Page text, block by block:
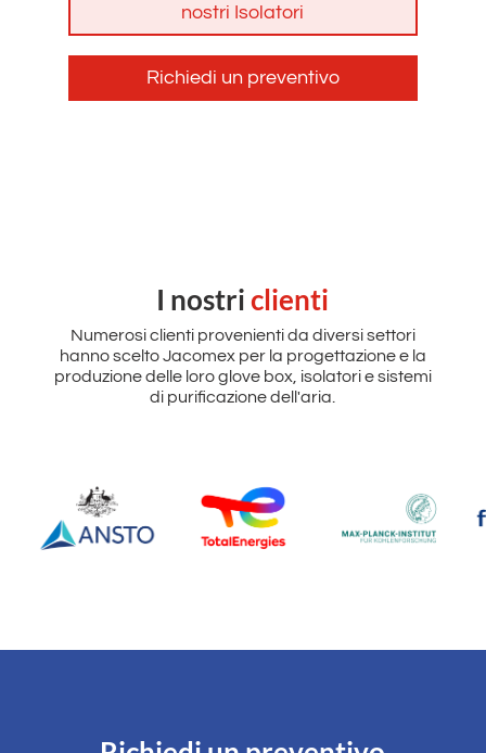
nostri Isolatori
Richiedi un preventivo
I nostriclienti
Numerosi clienti provenienti da diversi settori
hanno scelto Jacomex per la progettazione e la
produzione delle loro glove box, isolatori e sistemi
di purificazione dell'aria.